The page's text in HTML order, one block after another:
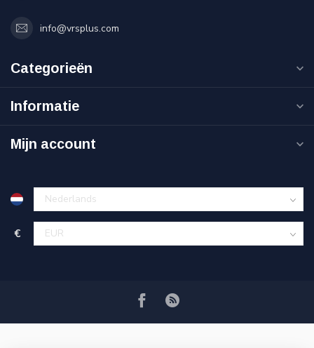
info@vrsplus.com
Categorieën
Informatie
Mijn account
€